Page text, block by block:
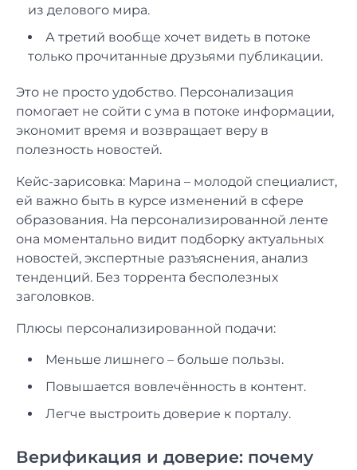
из делового мира.
А третий вообще хочет видеть в потоке
только прочитанные друзьями публикации.
Это не просто удобство. Персонализация
помогает не сойти с ума в потоке информации,
экономит время и возвращает веру в
полезность новостей.
Кейс-зарисовка: Марина – молодой специалист,
ей важно быть в курсе изменений в сфере
образования. На персонализированной ленте
она моментально видит подборку актуальных
новостей, экспертные разъяснения, анализ
тенденций. Без торрента бесполезных
заголовков.
Плюсы персонализированной подачи:
Меньше лишнего – больше пользы.
Повышается вовлечённость в контент.
Легче выстроить доверие к порталу.
Верификация и доверие: почему